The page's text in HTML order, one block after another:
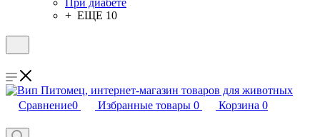
При диабете
+ ЕЩЕ 10
Сравнение0 Избранные товары 0 Корзина 0